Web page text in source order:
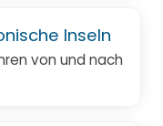
Inseln
von und nach